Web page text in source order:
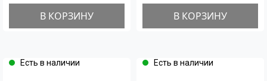
В КОРЗИНУ В КОРЗИНУ
Есть в наличии Есть в наличии